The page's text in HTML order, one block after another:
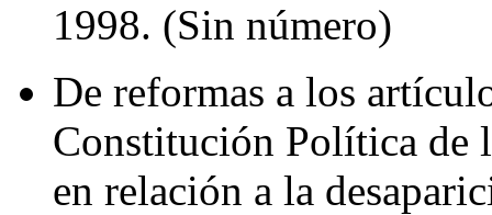
1998. (Sin número)
De reformas a los
Constitución Política de
en relación a la